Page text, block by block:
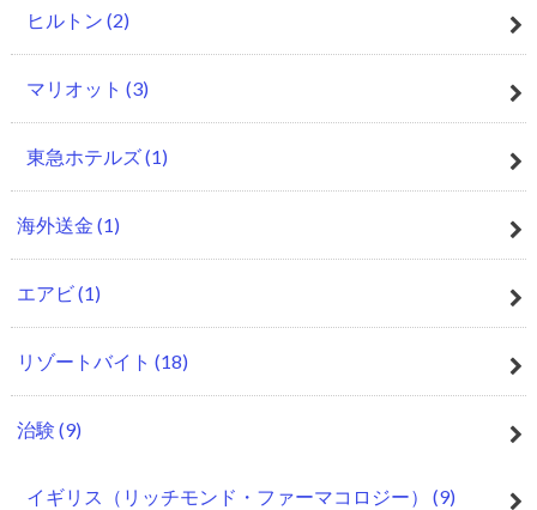
ヒルトン (2)
マリオット (3)
東急ホテルズ(1)
海外送金 (1)
エアビ(1)
リゾートバイト (18)
治験 (9)
イギリス（リッチモンド・ファーマコロジー） (9)